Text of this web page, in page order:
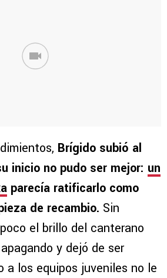
Brígido subió al
inicio no pudo ser mejor: un
parecía ratificarlo como
de recambio. Sin
el brillo del canterano
y dejó de ser
a los equipos juveniles no le